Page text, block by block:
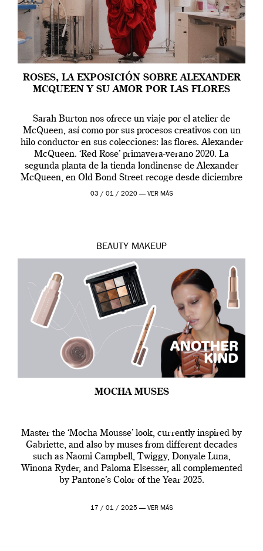
ROSES, LA EXPOSICIÓN SOBRE ALEXANDER
MCQUEEN Y SU AMOR POR LAS FLORES
Sarah Burton nos ofrece un viaje por el atelier de
McQueen, así como por sus procesos creativos con un
hilo conductor en sus colecciones: las flores. Alexander
McQueen. ‘Red Rose’ primavera-verano 2020. La
segunda planta de la tienda londinense de Alexander
McQueen, en Old Bond Street recoge desde diciembre
de 2019 hasta final de abril […]
03 / 01 / 2020 — VER MÁS
BEAUTY MAKEUP
MOCHA MUSES
Master the ‘Mocha Mousse’ look, currently inspired by
Gabriette, and also by muses from different decades
such as Naomi Campbell, Twiggy, Donyale Luna,
Winona Ryder, and Paloma Elsesser, all complemented
by Pantone’s Color of the Year 2025.
17 / 01 / 2025 — VER MÁS